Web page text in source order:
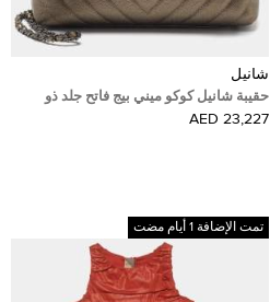
شانيل
حقيبة شانيل كوكو ميني بيج فاتح جلد ذو
شيفرون كافيار بمقبض علوي
23,227 AED
تمت الإضافة 1 أيام مضت